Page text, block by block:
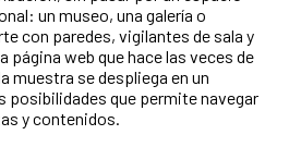
un museo, una galería o
con paredes, vigilantes de sala y
página web que hace las veces de
muestra se despliega en un
posibilidades que permite navegar
y contenidos.